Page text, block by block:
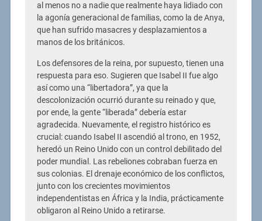
al menos no a nadie que realmente haya lidiado con
la agonía generacional de familias, como la de Anya,
que han sufrido masacres y desplazamientos a
manos de los británicos.
Los defensores de la reina, por supuesto, tienen una
respuesta para eso. Sugieren que Isabel II fue algo
así como una “libertadora”, ya que la
descolonización ocurrió durante su reinado y que,
por ende, la gente “liberada” debería estar
agradecida. Nuevamente, el registro histórico es
crucial: cuando Isabel II ascendió al trono, en 1952,
heredó un Reino Unido con un control debilitado del
poder mundial. Las rebeliones cobraban fuerza en
sus colonias. El drenaje económico de los conflictos,
junto con los crecientes movimientos
independentistas en África y la India, prácticamente
obligaron al Reino Unido a retirarse.